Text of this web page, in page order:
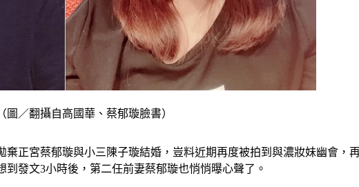
／翻攝自高國華、蔡郁璇臉書）
棄正宮蔡郁璇與小三陳子璇結婚，豈料近期再度被拍到與濃妝妹幽會，
發文3小時後，第二任前妻蔡郁璇也悄悄曝心聲了。